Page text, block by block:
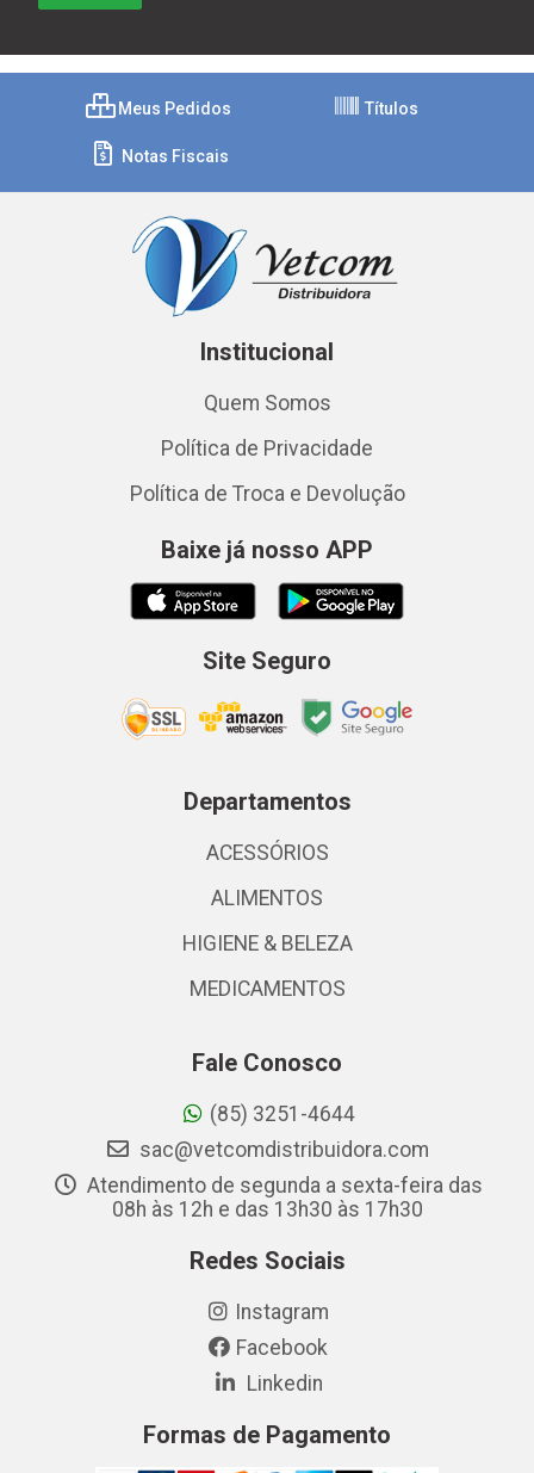
Meus Pedidos Títulos
Notas Fiscais
Institucional
Quem Somos
Política de Privacidade
Política de Troca e Devolução
Baixe já nosso APP
Site Seguro
Departamentos
ACESSÓRIOS
ALIMENTOS
HIGIENE & BELEZA
MEDICAMENTOS
Fale Conosco
(85) 3251-4644
sac@vetcomdistribuidora.com
Atendimento de segunda a sexta-feira das
08h às 12h e das 13h30 às 17h30
Redes Sociais
Instagram
Facebook
Linkedin
Formas de Pagamento